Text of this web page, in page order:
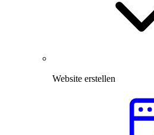
Website erstellen